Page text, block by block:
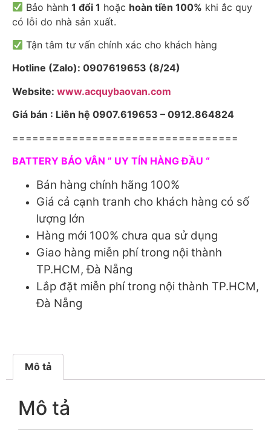
Bảo hành1 đổi 1 hoặc hoàn tiền 100% khi ắc quy
có lỗi do nhà sản xuất.
Tận tâm tư vấn chính xác cho khách hàng
Hotline (Zalo): 0907619653 (8/24)
Website: www.acquybaovan.com
Giá bán : Liên hệ 0907.619653 – 0912.864824
==================================
BATTERY BẢO VÂN ” UY TÍN HÀNG ĐẦU “
Bán hàng chính hãng 100%
Giá cả cạnh tranh cho khách hàng có số
lượng lớn
Hàng mới 100% chưa qua sử dụng
Giao hàng miễn phí trong nội thành
TP.HCM, Đà Nẵng
Lắp đặt miễn phí trong nội thành TP.HCM,
Đà Nẵng
Mô tả
Mô tả